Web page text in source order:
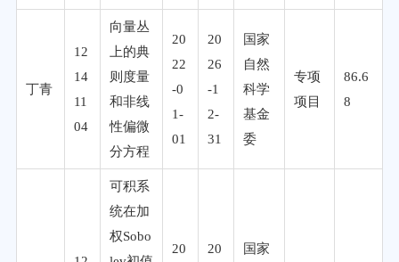
丁青
12
14
11
04
向量丛
上的典
则度量
和非线
性偏微
分方程
20
22
-0
1-
01
20
26
-1
2-
31
国家
自然
科学
基金
委
专项
项目
86.6
8
可积系
统在加
权Sobo
20 20 国家